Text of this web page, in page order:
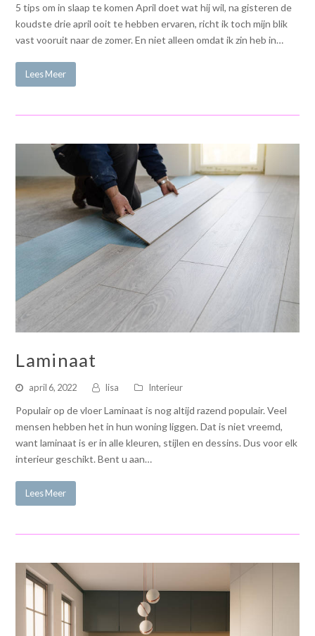
5 tips om in slaap te komen April doet wat hij wil, na gisteren de
koudste drie april ooit te hebben ervaren, richt ik toch mijn blik
vast vooruit naar de zomer. En niet alleen omdat ik zin heb in…
Lees Meer
Laminaat
april 6, 2022 lisa Interieur
Populair op de vloer Laminaat is nog altijd razend populair. Veel
mensen hebben het in hun woning liggen. Dat is niet vreemd,
want laminaat is er in alle kleuren, stijlen en dessins. Dus voor elk
interieur geschikt. Bent u aan…
Lees Meer